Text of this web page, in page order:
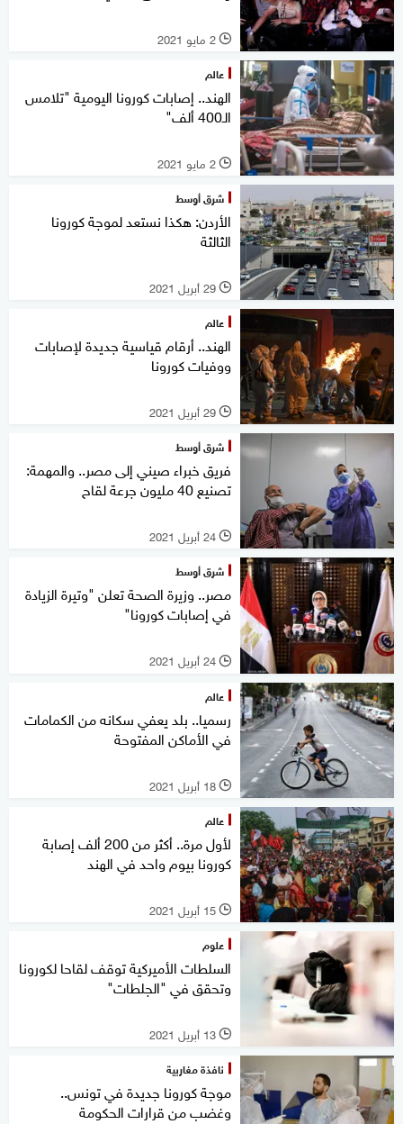
l 2 مايو 2021
عالم
الهند.. إصابات كورونا اليومية "تلامس
الـ400 ألف"
l 2 مايو 2021
شرق أوسط
الأردن: هكذا نستعد لموجة كورونا
الثالثة
l 29 أبريل 2021
عالم
الهند.. أرقام قياسية جديدة لإصابات
ووفيات كورونا
l 29 أبريل 2021
شرق أوسط
فريق خبراء صيني إلى مصر.. والمهمة:
تصنيع 40 مليون جرعة لقاح
l 24 أبريل 2021
شرق أوسط
مصر.. وزيرة الصحة تعلن "وتيرة الزيادة
في إصابات كورونا"
l 24 أبريل 2021
عالم
رسميا.. بلد يعفي سكانه من الكمامات
في الأماكن المفتوحة
l 18 أبريل 2021
عالم
لأول مرة.. أكثر من 200 ألف إصابة
كورونا بيوم واحد في الهند
l 15 أبريل 2021
علوم
السلطات الأميركية توقف لقاحا لكورونا
وتحقق في "الجلطات"
l 13 أبريل 2021
نافذة مغاربية
موجة كورونا جديدة في تونس..
وغضب من قرارات الحكومة